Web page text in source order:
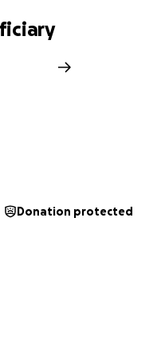
Donation protected